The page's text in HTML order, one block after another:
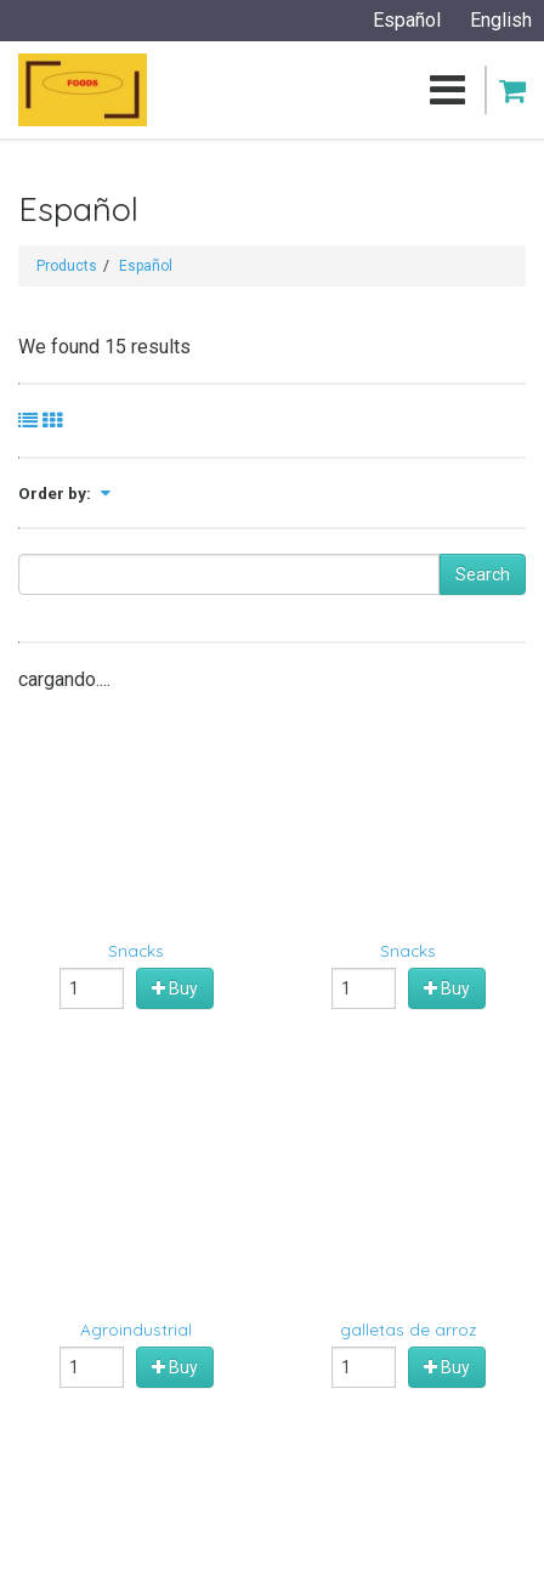
Español English
Español
Products Español
We found 15 results
Order by:
Search
cargando....
Snacks
Buy
Snacks
Buy
Agroindustrial
Buy
galletas de arroz
Buy